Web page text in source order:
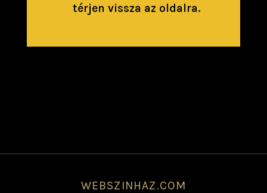
térjen vissza az oldalra.
WEBSZINHAZ.COM